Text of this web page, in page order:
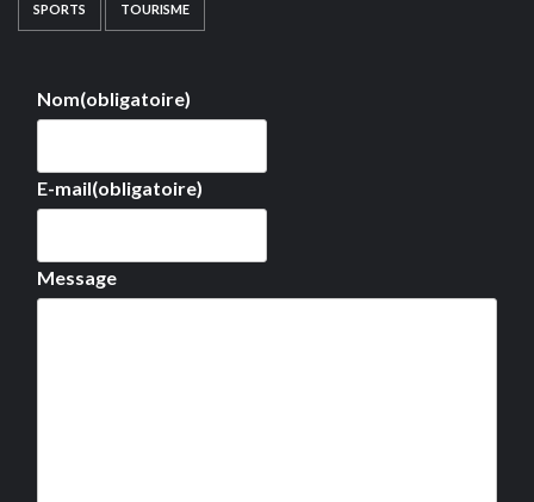
SPORTS TOURISME
Nom(obligatoire)
E-mail(obligatoire)
Message